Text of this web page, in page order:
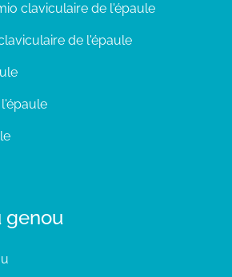
claviculaire de l'épaule
de l'épaule
genou